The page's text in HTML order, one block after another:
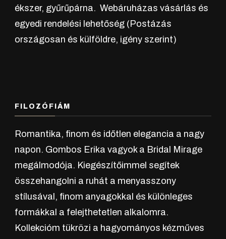
ékszer, gyűrűpárna. Webáruházas vásárlás és
egyedi rendelési lehetőség (Postázás
országosan és külföldre, igény szerint)
FILOZÓFIÁM
Romantika, finom és időtlen elegancia a nagy
napon. Gombos Erika vagyok a Bridal Mirage
megálmodója. Kiegészítőimmel segítek
összehangolni a ruhát a menyasszony
stílusával, finom anyagokkal és különleges
formákkal a felejthetetlen alkalomra.
Kollekcióm tükrözi a hagyományos kézműves